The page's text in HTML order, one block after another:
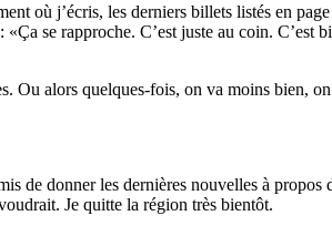
où j’écris, les derniers billets listés en
Ça se rapproche. C’est juste au coin. C’est
Ou alors quelques-fois, on va moins bien,
de donner les dernières nouvelles à propos
Je quitte la région très bientôt.